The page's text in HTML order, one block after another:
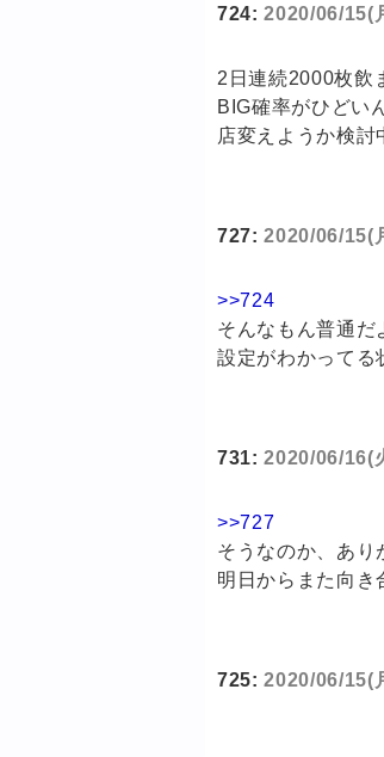
724:2020/06/15(
2日連続2000枚飲
BIG確率がひどい
店変えようか検討
727:2020/06/15(
>>724
そんなもん普通だ
設定がわかってる
731:2020/06/16(
>>727
そうなのか、あり
明日からまた向き
725:2020/06/15(